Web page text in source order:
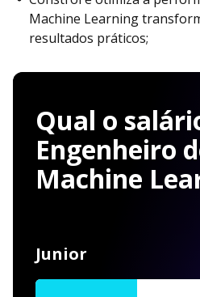
Machine Learning
resultados práticos;
Qual o
Engenheiro
Machine
Junior